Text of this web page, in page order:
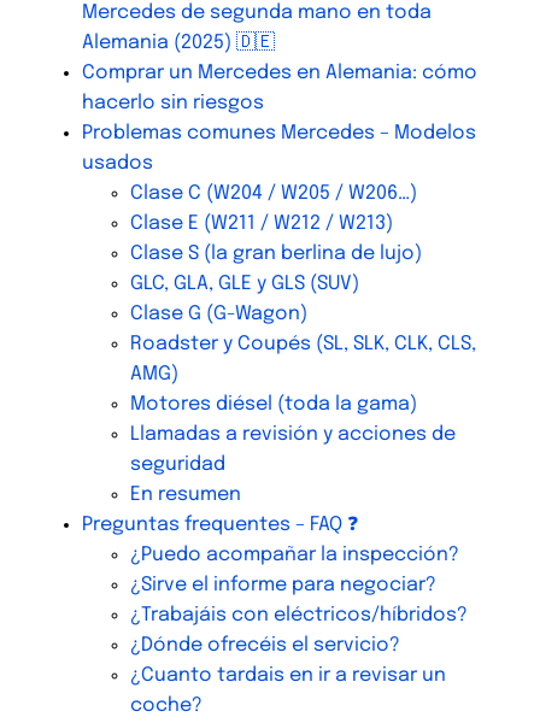
Mercedes de segunda mano en toda
Alemania (2025) 🇩🇪
Comprar un Mercedes en Alemania: cómo
hacerlo sin riesgos
Problemas comunes Mercedes – Modelos
usados
Clase C (W204 / W205 / W206…)
Clase E (W211 / W212 / W213)
Clase S (la gran berlina de lujo)
GLC, GLA, GLE y GLS (SUV)
Clase G (G-Wagon)
Roadster y Coupés (SL, SLK, CLK, CLS,
AMG)
Motores diésel (toda la gama)
Llamadas a revisión y acciones de
seguridad
En resumen
Preguntas frequentes – FAQ ❓
¿Puedo acompañar la inspección?
¿Sirve el informe para negociar?
¿Trabajáis con eléctricos/híbridos?
¿Dónde ofrecéis el servicio?
¿Cuanto tardais en ir a revisar un
coche?